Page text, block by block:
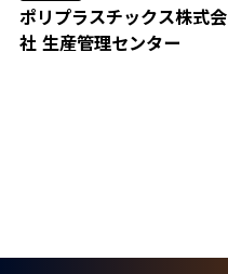
ポリプラスチックス株式会
社 生産管理センター